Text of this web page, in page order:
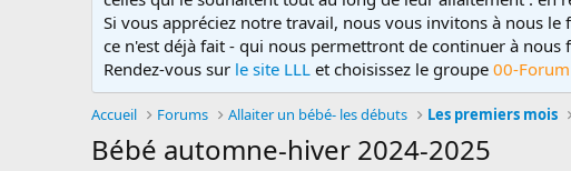
Si vous appréciez notre travail, nous vous invitons à nous
ce n'est déjà fait - qui nous permettront de continuer à
Rendez-vous sur le site LLL et choisissez le groupe 00-Forum
Accueil Forums Allaiter un bébé- les débuts Les premiers mois
Bébé automne-hiver 2024-2025